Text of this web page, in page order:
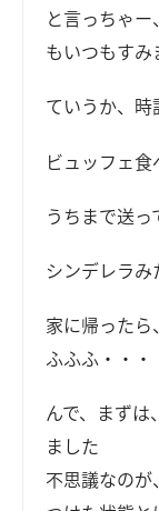
と言っちゃ
もいつもすみ
ていうか、時
ビュッフェ
うちまで送っ
シンデレラみ
家に帰った
ふふふ・・・
んで、まず
ました
不思議なの